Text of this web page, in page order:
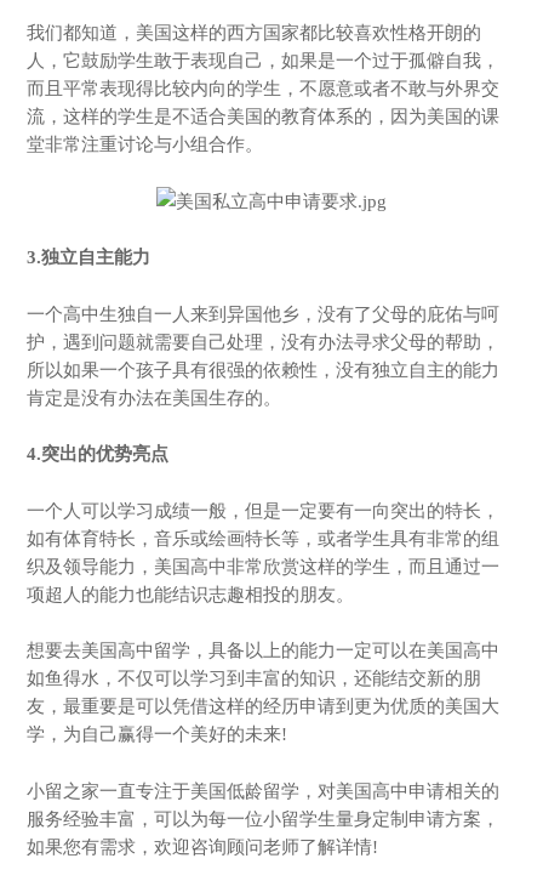
我们都知道，美国这样的西方国家都比较喜欢性格开朗的
人，它鼓励学生敢于表现自己，如果是一个过于孤僻自我，
而且平常表现得比较内向的学生，不愿意或者不敢与外界交
流，这样的学生是不适合美国的教育体系的，因为美国的课
堂非常注重讨论与小组合作。
3.独立自主能力
一个高中生独自一人来到异国他乡，没有了父母的庇佑与呵
护，遇到问题就需要自己处理，没有办法寻求父母的帮助，
所以如果一个孩子具有很强的依赖性，没有独立自主的能力
肯定是没有办法在美国生存的。
4.突出的优势亮点
一个人可以学习成绩一般，但是一定要有一向突出的特长，
如有体育特长，音乐或绘画特长等，或者学生具有非常的组
织及领导能力，美国高中非常欣赏这样的学生，而且通过一
项超人的能力也能结识志趣相投的朋友。
想要去美国高中留学，具备以上的能力一定可以在美国高中
如鱼得水，不仅可以学习到丰富的知识，还能结交新的朋
友，最重要是可以凭借这样的经历申请到更为优质的美国大
学，为自己赢得一个美好的未来!
小留之家一直专注于美国低龄留学，对美国高中申请相关的
服务经验丰富，可以为每一位小留学生量身定制申请方案，
如果您有需求，欢迎咨询顾问老师了解详情!